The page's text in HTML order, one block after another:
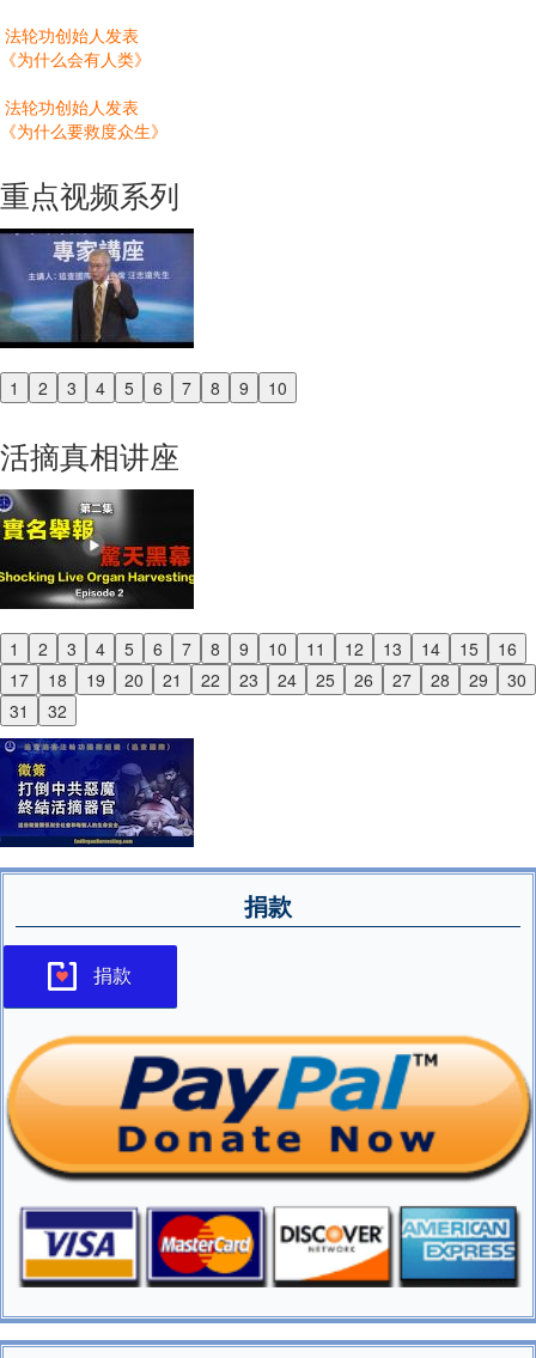
法轮功创始人发表
《为什么会有人类》
法轮功创始人发表
《为什么要救度众生》
重点视频系列
1 2 3 4 5 6 7 8 9 10
Previous
活摘真相讲座
1 2 3 4 5 6 7 8 9 10 11 12 13 14 15
16
17
18 19 20 21 22 23 24 25 26 27 28 29
30
31
32
Previous
Next
捐款
捐款